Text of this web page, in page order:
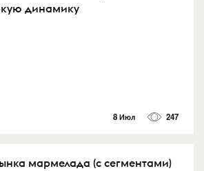
динамику
8 Июл 247
мармелада (с сегментами)